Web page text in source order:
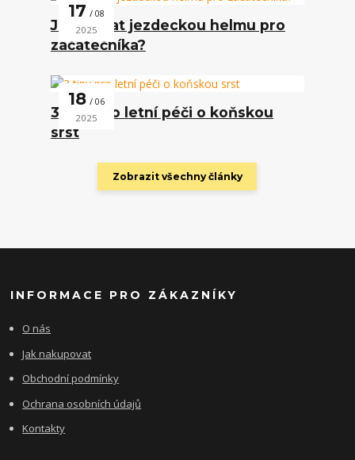
17 08
2025
Jak vybrat jezdeckou helmu pro
začátečníka?
18 06
2025
3 tipy pro letní péči o koňskou
srst
Zobrazit všechny články
INFORMACE PRO ZÁKAZNÍKY
O nás
Jak nakupovat
Obchodní podmínky
Ochrana osobních údajů
Kontakty